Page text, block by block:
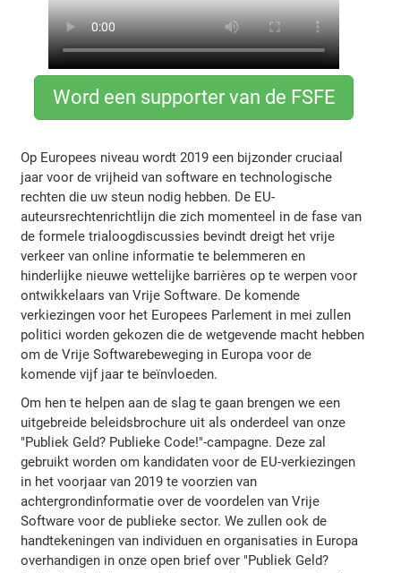
Word een supporter van de FSFE
Op Europees niveau wordt 2019 een bijzonder cruciaal
jaar voor de vrijheid van software en technologische
rechten die uw steun nodig hebben. De EU-
auteursrechtenrichtlijn die zich momenteel in de fase van
de formele trialoogdiscussies bevindt dreigt het vrije
verkeer van online informatie te belemmeren en
hinderlijke nieuwe wettelijke barrières op te werpen voor
ontwikkelaars van Vrije Software. De komende
verkiezingen voor het Europees Parlement in mei zullen
politici worden gekozen die de wetgevende macht hebben
om de Vrije Softwarebeweging in Europa voor de
komende vijf jaar te beïnvloeden.
Om hen te helpen aan de slag te gaan brengen we een
uitgebreide beleidsbrochure uit als onderdeel van onze
"Publiek Geld? Publieke Code!"-campagne. Deze zal
gebruikt worden om kandidaten voor de EU-verkiezingen
in het voorjaar van 2019 te voorzien van
achtergrondinformatie over de voordelen van Vrije
Software voor de publieke sector. We zullen ook de
handtekeningen van individuen en organisaties in Europa
overhandigen in onze open brief over "Publiek Geld?